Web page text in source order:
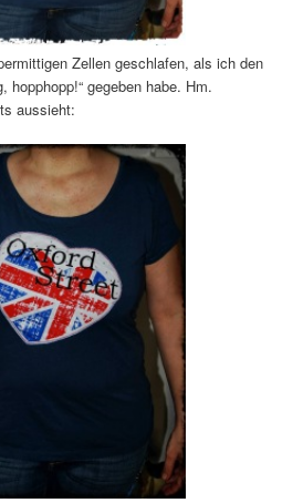
Zellen geschlafen, als ich den
hopphopp!“ gegeben habe. Hm.
aussieht: